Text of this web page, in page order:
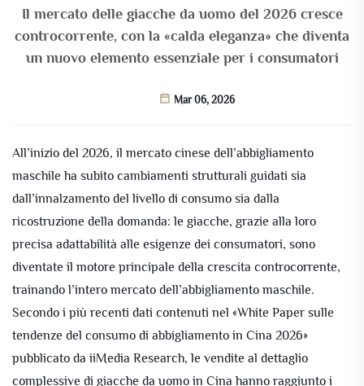
Il mercato delle giacche da uomo del 2026 cresce
controcorrente, con la «calda eleganza» che diventa
un nuovo elemento essenziale per i consumatori
Mar 06, 2026
All’inizio del 2026, il mercato cinese dell’abbigliamento
maschile ha subito cambiamenti strutturali guidati sia
dall’innalzamento del livello di consumo sia dalla
ricostruzione della domanda: le giacche, grazie alla loro
precisa adattabilità alle esigenze dei consumatori, sono
diventate il motore principale della crescita controcorrente,
trainando l’intero mercato dell’abbigliamento maschile.
Secondo i più recenti dati contenuti nel «White Paper sulle
tendenze del consumo di abbigliamento in Cina 2026»
pubblicato da iiMedia Research, le vendite al dettaglio
complessive di giacche da uomo in Cina hanno raggiunto i